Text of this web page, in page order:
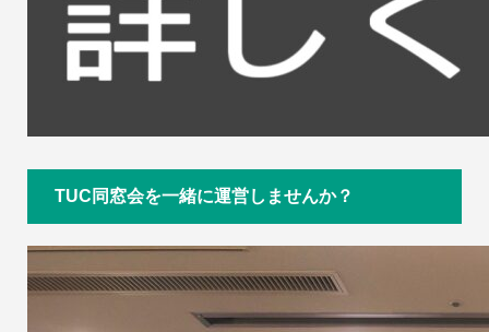
TUC同窓会を一緒に運営しませんか？